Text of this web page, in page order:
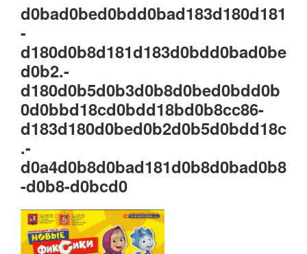
d0bad0bed0bdd0bad183d180d181
-
d180d0b8d181d183d0bdd0bad0be
d0b2.-
d180d0b5d0b3d0b8d0bed0bdd0b
0d0bbd18cd0bdd18bd0b8cc86-
d183d180d0bed0b2d0b5d0bdd18c
.-
d0a4d0b8d0bad181d0b8d0bad0b8
-d0b8-d0bcd0